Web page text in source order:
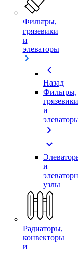
Фильтры,
грязевики
и
элеваторы
chevron_left
Назад
Фильтры,
грязевики
и
chevron_right
expand_more
и
узлы
Радиаторы,
конвекторы
и